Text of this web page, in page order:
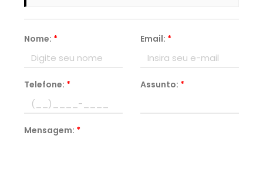
Nome: * Email: *
Telefone: * Assunto: *
Mensagem: *